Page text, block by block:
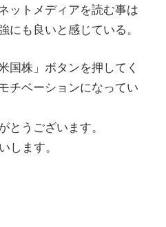
ットメディアを読む事は
も良いと感じている。
国株」ボタンを押してく
チベーションになってい
とうございます。
します。